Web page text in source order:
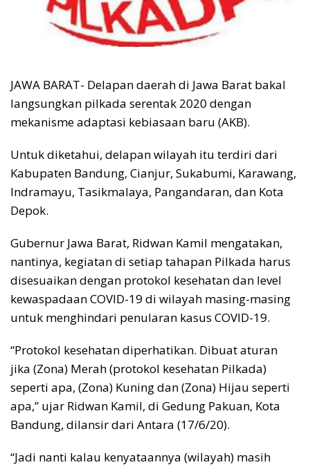
JAWA BARAT- Delapan daerah di Jawa Barat bakal
langsungkan pilkada serentak 2020 dengan
mekanisme adaptasi kebiasaan baru (AKB).
Untuk diketahui, delapan wilayah itu terdiri dari
Kabupaten Bandung, Cianjur, Sukabumi, Karawang,
Indramayu, Tasikmalaya, Pangandaran, dan Kota
Depok.
Gubernur Jawa Barat, Ridwan Kamil mengatakan,
nantinya, kegiatan di setiap tahapan Pilkada harus
disesuaikan dengan protokol kesehatan dan level
kewaspadaan COVID-19 di wilayah masing-masing
untuk menghindari penularan kasus COVID-19.
“Protokol kesehatan diperhatikan. Dibuat aturan
jika (Zona) Merah (protokol kesehatan Pilkada)
seperti apa, (Zona) Kuning dan (Zona) Hijau seperti
apa,” ujar Ridwan Kamil, di Gedung Pakuan, Kota
Bandung, dilansir dari Antara (17/6/20).
“Jadi nanti kalau kenyataannya (wilayah) masih